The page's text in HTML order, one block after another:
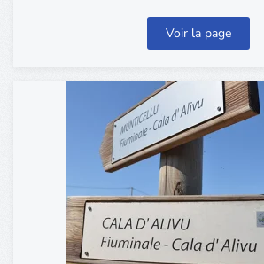
Voir la page